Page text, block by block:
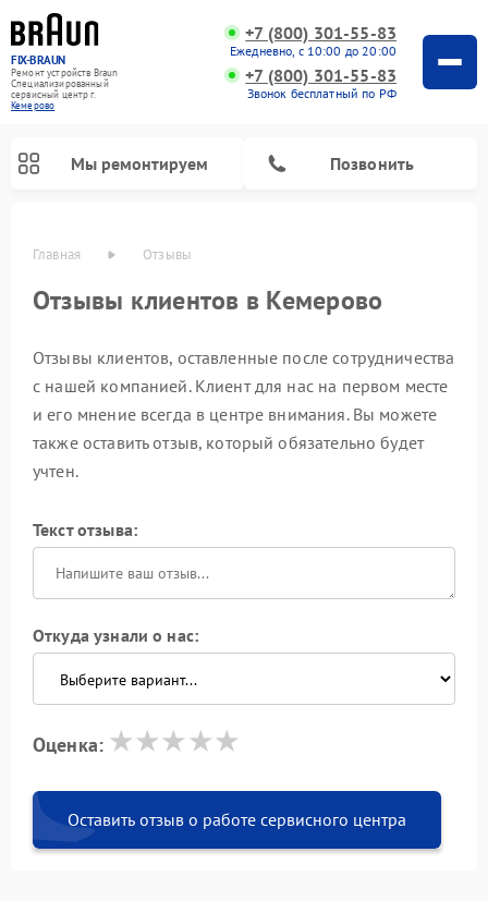
FIX-BRAUN
Ремонт устройств Braun
Специализированный
cервисный центр г.
Кемерово
+7 (800) 301-55-83
Ежедневно, с 10:00 до 20:00
+7 (800) 301-55-83
Звонок бесплатный по РФ
Мы ремонтируем Позвонить
Главная Отзывы
Отзывы клиентов в Кемерово
Отзывы клиентов, оставленные после сотрудничества
с нашей компанией. Клиент для нас на первом месте
и его мнение всегда в центре внимания. Вы можете
также оставить отзыв, который обязательно будет
учтен.
Текст отзыва:
Откуда узнали о нас:
Оценка:
Оставить отзыв о работе сервисного центра